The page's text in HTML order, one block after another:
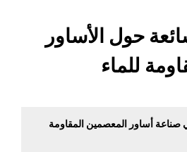
حول الأساور
للماء
صناعة أساور المعصمين المقاومة